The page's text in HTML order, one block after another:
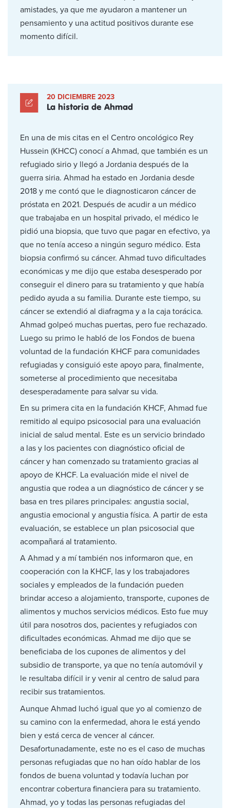
amistades, ya que me ayudaron a mantener un
pensamiento y una actitud positivos durante ese
momento difícil.
20 DICIEMBRE 2023
La historia de Ahmad
En una de mis citas en el Centro oncológico Rey
Hussein (KHCC) conocí a Ahmad, que también es un
refugiado sirio y llegó a Jordania después de la
guerra siria. Ahmad ha estado en Jordania desde
2018 y me contó que le diagnosticaron cáncer de
próstata en 2021. Después de acudir a un médico
que trabajaba en un hospital privado, el médico le
pidió una biopsia, que tuvo que pagar en efectivo, ya
que no tenía acceso a ningún seguro médico. Esta
biopsia confirmó su cáncer. Ahmad tuvo dificultades
económicas y me dijo que estaba desesperado por
conseguir el dinero para su tratamiento y que había
pedido ayuda a su familia. Durante este tiempo, su
cáncer se extendió al diafragma y a la caja torácica.
Ahmad golpeó muchas puertas, pero fue rechazado.
Luego su primo le habló de los Fondos de buena
voluntad de la fundación KHCF para comunidades
refugiadas y consiguió este apoyo para, finalmente,
someterse al procedimiento que necesitaba
desesperadamente para salvar su vida.
En su primera cita en la fundación KHCF, Ahmad fue
remitido al equipo psicosocial para una evaluación
inicial de salud mental. Este es un servicio brindado
a las y los pacientes con diagnóstico oficial de
cáncer y han comenzado su tratamiento gracias al
apoyo de KHCF. La evaluación mide el nivel de
angustia que rodea a un diagnóstico de cáncer y se
basa en tres pilares principales: angustia social,
angustia emocional y angustia física. A partir de esta
evaluación, se establece un plan psicosocial que
acompañará al tratamiento.
A Ahmad y a mí también nos informaron que, en
cooperación con la KHCF, las y los trabajadores
sociales y empleados de la fundación pueden
brindar acceso a alojamiento, transporte, cupones de
alimentos y muchos servicios médicos. Esto fue muy
útil para nosotros dos, pacientes y refugiados con
dificultades económicas. Ahmad me dijo que se
beneficiaba de los cupones de alimentos y del
subsidio de transporte, ya que no tenía automóvil y
le resultaba difícil ir y venir al centro de salud para
recibir sus tratamientos.
Aunque Ahmad luchó igual que yo al comienzo de
su camino con la enfermedad, ahora le está yendo
bien y está cerca de vencer al cáncer.
Desafortunadamente, este no es el caso de muchas
personas refugiadas que no han oído hablar de los
fondos de buena voluntad y todavía luchan por
encontrar cobertura financiera para su tratamiento.
Ahmad, yo y todas las personas refugiadas del